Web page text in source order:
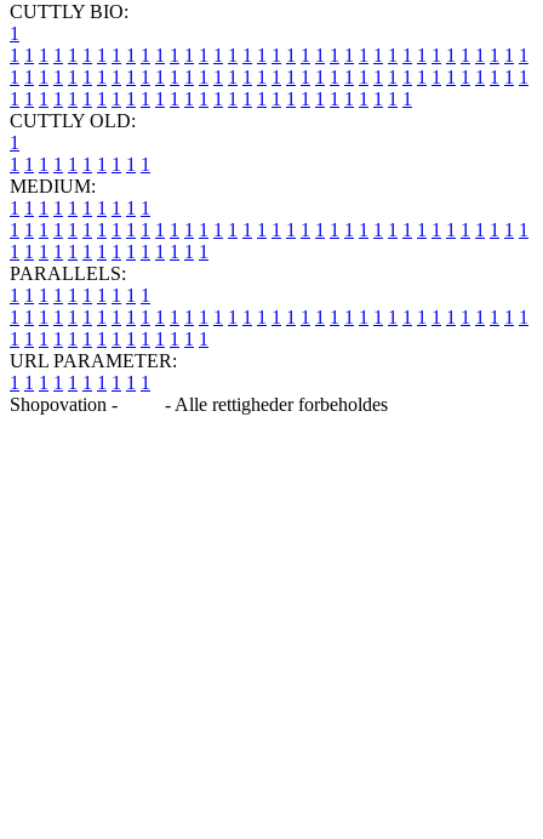
CUTTLY BIO:
1
1 1 1 1 1 1 1 1 1 1 1 1 1 1 1 1 1 1 1 1 1 1 1 1 1 1 1 1 1 1 1 1 1 1 1 1
1 1 1 1 1 1 1 1 1 1 1 1 1 1 1 1 1 1 1 1 1 1 1 1 1 1 1 1 1 1 1 1 1 1 1 1
1 1 1 1 1 1 1 1 1 1 1 1 1 1 1 1 1 1 1 1 1 1 1 1 1 1 1 1
CUTTLY OLD:
1
1 1 1 1 1 1 1 1 1 1
MEDIUM:
1 1 1 1 1 1 1 1 1 1
1 1 1 1 1 1 1 1 1 1 1 1 1 1 1 1 1 1 1 1 1 1 1 1 1 1 1 1 1 1 1 1 1 1 1 1
1 1 1 1 1 1 1 1 1 1 1 1 1 1
PARALLELS:
1 1 1 1 1 1 1 1 1 1
1 1 1 1 1 1 1 1 1 1 1 1 1 1 1 1 1 1 1 1 1 1 1 1 1 1 1 1 1 1 1 1 1 1 1 1
1 1 1 1 1 1 1 1 1 1 1 1 1 1
URL PARAMETER:
1 1 1 1 1 1 1 1 1 1
Shopovation -
- Alle rettigheder forbeholdes